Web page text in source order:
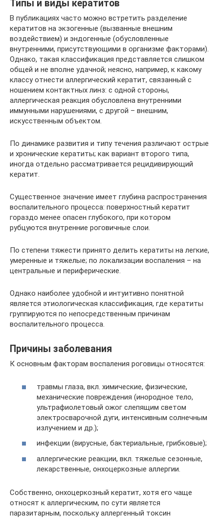
Типы и виды кератитов
В публикациях часто можно встретить разделение
кератитов на экзогенные (вызванные внешним
воздействием) и эндогенные (обусловленные
внутренними, присутствующими в организме факторами).
Однако, такая классификация представляется слишком
общей и не вполне удачной; неясно, например, к какому
классу отнести аллергический кератит, связанный с
ношением контактных линз: с одной стороны,
аллергическая реакция обусловлена внутренними
иммунными нарушениями, с другой – внешним,
искусственным объектом.
По динамике развития и типу течения различают острые
и хронические кератиты; как вариант второго типа,
иногда отдельно рассматривается рецидивирующий
кератит.
Существенное значение имеет глубина распространения
воспалительного процесса: поверхностный кератит
гораздо менее опасен глубокого, при котором
рубцуются внутренние роговичные слои.
По степени тяжести принято делить кератиты на легкие,
умеренные и тяжелые; по локализации воспаления – на
центральные и периферические.
Однако наиболее удобной и интуитивно понятной
является этиологическая классификация, где кератиты
группируются по непосредственным причинам
воспалительного процесса.
Причины заболевания
К основным факторам воспаления роговицы относятся:
травмы глаза, вкл. химические, физические,
механические повреждения (инородное тело,
ультрафиолетовый ожог слепящим светом
электросварочной дуги, интенсивным солнечным
излучением и др.);
инфекции (вирусные, бактериальные, грибковые);
аллергические реакции, вкл. тяжелые сезонные,
лекарственные, онхоцеркозные аллергии.
Собственно, онхоцеркозный кератит, хотя его чаще
относят к аллергическим, по сути является
паразитарным, поскольку аллергенный токсин